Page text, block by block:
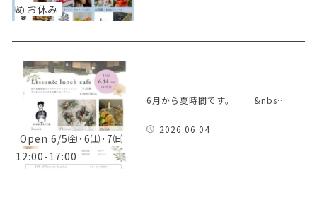
めお休み
Open 6/5㈮･6㈯･7㈰
12:00-17:00
6月から夏時間です。 &nbs…
2026.06.04